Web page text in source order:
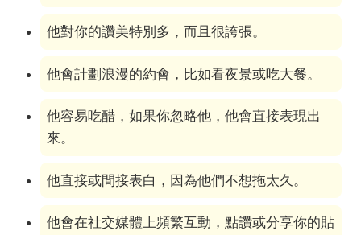
他對你的讚美特別多，而且很誇張。
他會計劃浪漫的約會，比如看夜景或吃大餐。
他容易吃醋，如果你忽略他，他會直接表現出
來。
他直接或間接表白，因為他們不想拖太久。
他會在社交媒體上頻繁互動，點讚或分享你的貼